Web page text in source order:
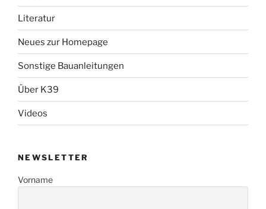
Literatur
Neues zur Homepage
Sonstige Bauanleitungen
Über K39
Videos
NEWSLETTER
Vorname